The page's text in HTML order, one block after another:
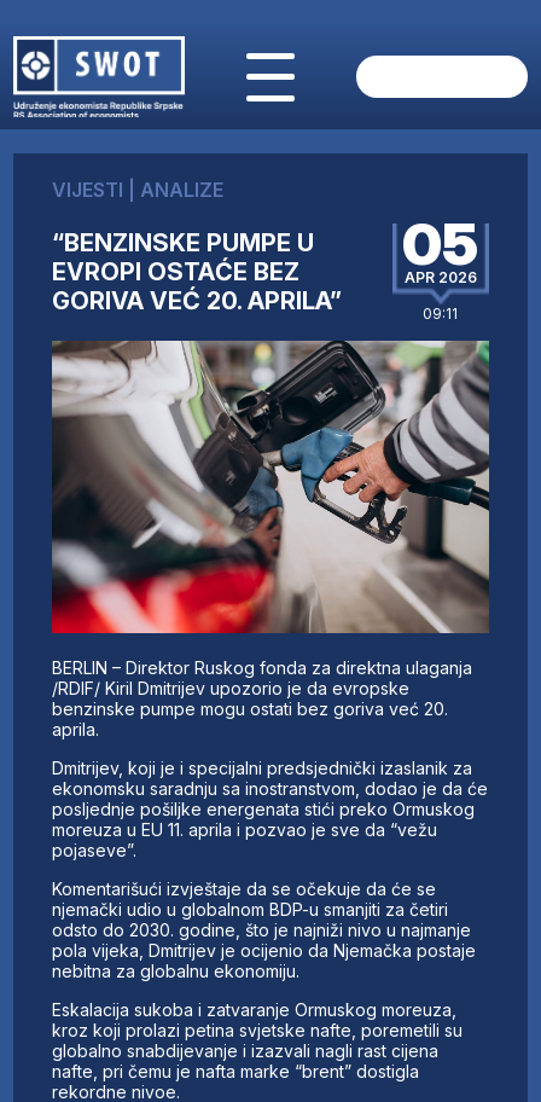
O NAMA
AKTUELNO
ANALIZE
KOMPANIJE
IZ STRANIH MEDIJA
AKTIVNOSTI
SWOT INTERVJU
UČLANI SE
KONTAKT
VIJESTI ANALIZE
“BENZINSKE PUMPE U
EVROPI OSTAĆE BEZ
GORIVA VEĆ 20. APRILA”
05
APR 2026
09:11
BERLIN – Direktor Ruskog fonda za direktna ulaganja
/RDIF/ Kiril Dmitrijev upozorio je da evropske
benzinske pumpe mogu ostati bez goriva već 20.
aprila.
Dmitrijev, koji je i specijalni predsjednički izaslanik za
ekonomsku saradnju sa inostranstvom, dodao je da će
posljednje pošiljke energenata stići preko Ormuskog
moreuza u EU 11. aprila i pozvao je sve da “vežu
pojaseve”.
Komentarišući izvještaje da se očekuje da će se
njemački udio u globalnom BDP-u smanjiti za četiri
odsto do 2030. godine, što je najniži nivo u najmanje
pola vijeka, Dmitrijev je ocijenio da Njemačka postaje
nebitna za globalnu ekonomiju.
Eskalacija sukoba i zatvaranje Ormuskog moreuza,
kroz koji prolazi petina svjetske nafte, poremetili su
globalno snabdijevanje i izazvali nagli rast cijena
nafte, pri čemu je nafta marke “brent” dostigla
rekordne nivoe.